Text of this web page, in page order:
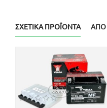
ΣΧΕΤΙΚΆ ΠΡΟΪΌΝΤΑ ΑΠΌ